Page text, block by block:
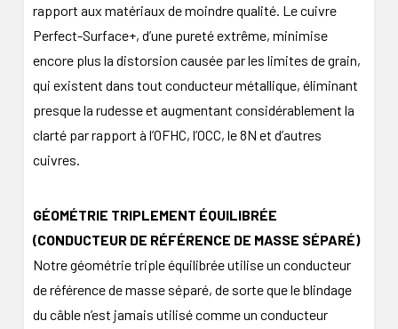
rapport aux matériaux de moindre qualité. Le cuivre
Perfect-Surface+, d’une pureté extrême, minimise
encore plus la distorsion causée par les limites de grain,
qui existent dans tout conducteur métallique, éliminant
presque la rudesse et augmentant considérablement la
clarté par rapport à l’OFHC, l’OCC, le 8N et d’autres
cuivres.
GÉOMÉTRIE TRIPLEMENT ÉQUILIBRÉE
(CONDUCTEUR DE RÉFÉRENCE DE MASSE SÉPARÉ)
Notre géométrie triple équilibrée utilise un conducteur
de référence de masse séparé, de sorte que le blindage
du câble n’est jamais utilisé comme un conducteur